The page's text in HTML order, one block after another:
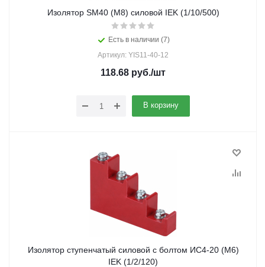
Изолятор SM40 (М8) силовой IEK (1/10/500)
Есть в наличии (7)
Артикул: YIS11-40-12
118.68 руб./шт
В корзину
Изолятор ступенчатый силовой с болтом ИС4-20 (М6)
IEK (1/2/120)